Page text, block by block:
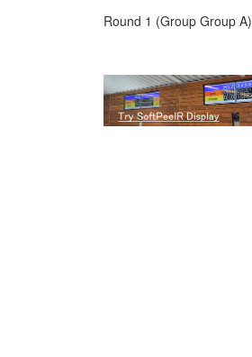
Round 1 (Group Group A)